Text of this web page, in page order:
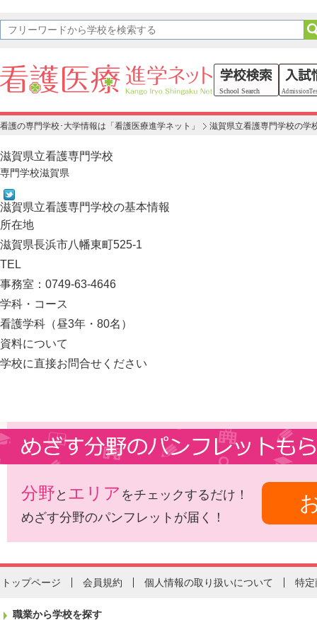
看護の専門学校･大学情報は「看護医療進学ネット」 滋賀県立看護専門学校の学
滋賀県立看護専門学校
専門学校滋賀県
滋賀県立看護専門学校の基本情報
所在地
滋賀県長浜市八幡東町525-1
TEL
事務室：0749-63-4646
学科・コース
看護学科（昼3年・80名）
資料について
学校に直接お問合せください
分野 と エリア をチェックするだけ！
めざす分野のパンフレットが届く！
トップページ 会員規約 個人情報の取り扱いについて 特定
職業から学校を探す